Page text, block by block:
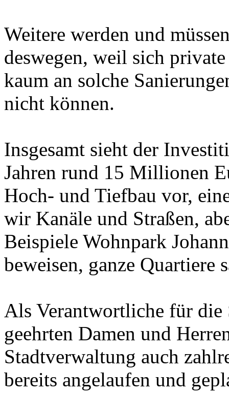
Weitere werden und
deswegen, weil sich
kaum an solche
nicht können.
Insgesamt sieht der
Jahren rund 15 Millionen
Hoch- und Tiefbau vor,
wir Kanäle und Straßen,
Beispiele Wohnpark
beweisen, ganze Quartiere
Als Verantwortliche für die
geehrten Damen und
Stadtverwaltung auch
bereits angelaufen und